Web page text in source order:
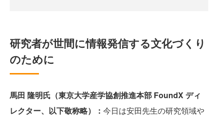
研究者が世間に情報発信する文化づくり
のために
馬田 隆明氏（東京大学産学協創推進本部 FoundX ディ
レクター、以下敬称略）： 今日は安田先生の研究領域や